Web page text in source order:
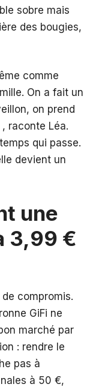
sobre mais
des bougies,
comme
On a fait un
on prend
raconte Léa.
qui passe.
devient un
une
3,99 €
compromis.
GiFi ne
marché par
: rendre le
pas à
à 50 €,